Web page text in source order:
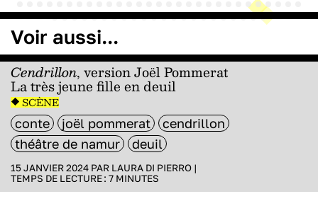
Voir aussi...
Cendrillon, version Joël Pommerat
La très jeune fille en deuil
SCÈNE
conte joël pommerat
cendrillon
théâtre de namur
deuil
15 JANVIER 2024 PAR LAURA DI PIERRO |
TEMPS DE LECTURE : 7 MINUTES